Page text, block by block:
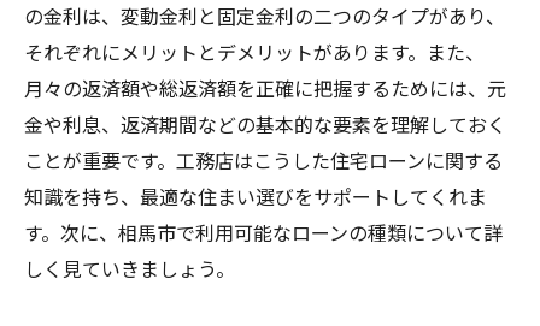
の金利は、変動金利と固定金利の二つのタイプがあり、
それぞれにメリットとデメリットがあります。また、
月々の返済額や総返済額を正確に把握するためには、元
金や利息、返済期間などの基本的な要素を理解しておく
ことが重要です。工務店はこうした住宅ローンに関する
知識を持ち、最適な住まい選びをサポートしてくれま
す。次に、相馬市で利用可能なローンの種類について詳
しく見ていきましょう。